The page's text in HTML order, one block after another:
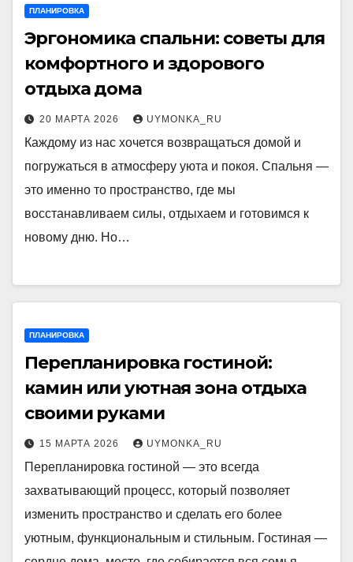
ПЛАНИРОВКА
Эргономика спальни: советы для
комфортного и здорового
отдыха дома
20 МАРТА 2026 UYMONKA_RU
Каждому из нас хочется возвращаться домой и
погружаться в атмосферу уюта и покоя. Спальня —
это именно то пространство, где мы
восстанавливаем силы, отдыхаем и готовимся к
новому дню. Но…
ПЛАНИРОВКА
Перепланировка гостиной:
камин или уютная зона отдыха
своими руками
15 МАРТА 2026 UYMONKA_RU
Перепланировка гостиной — это всегда
захватывающий процесс, который позволяет
изменить пространство и сделать его более
уютным, функциональным и стильным. Гостиная —